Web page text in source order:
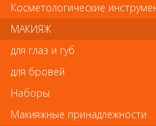
перманентных лаков, биогелей
одной руки или ноги. Съемная
для удобства. Совмещенная
сократить время
ультрафиолетовой лампой.
биогелей 30-180 сек, гель-
магнитах. Лампа включается
Косметологические
МАКИЯЖ
для глаз и губ
для бровей
Наборы
Макияжные принадлежности